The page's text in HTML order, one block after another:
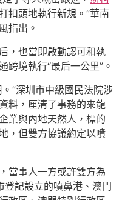
扣頭地執行新規。”華南
指出。
，也當即啟動認可和執
跨境執行“最后一公里”。
”深圳市中級國民法院涉
料，厘清了事務的來龍
業與內地天然人，標的
，但雙方協議約定以噴
當事人一方或許雙方為
登記設立的噴鼻港、澳門